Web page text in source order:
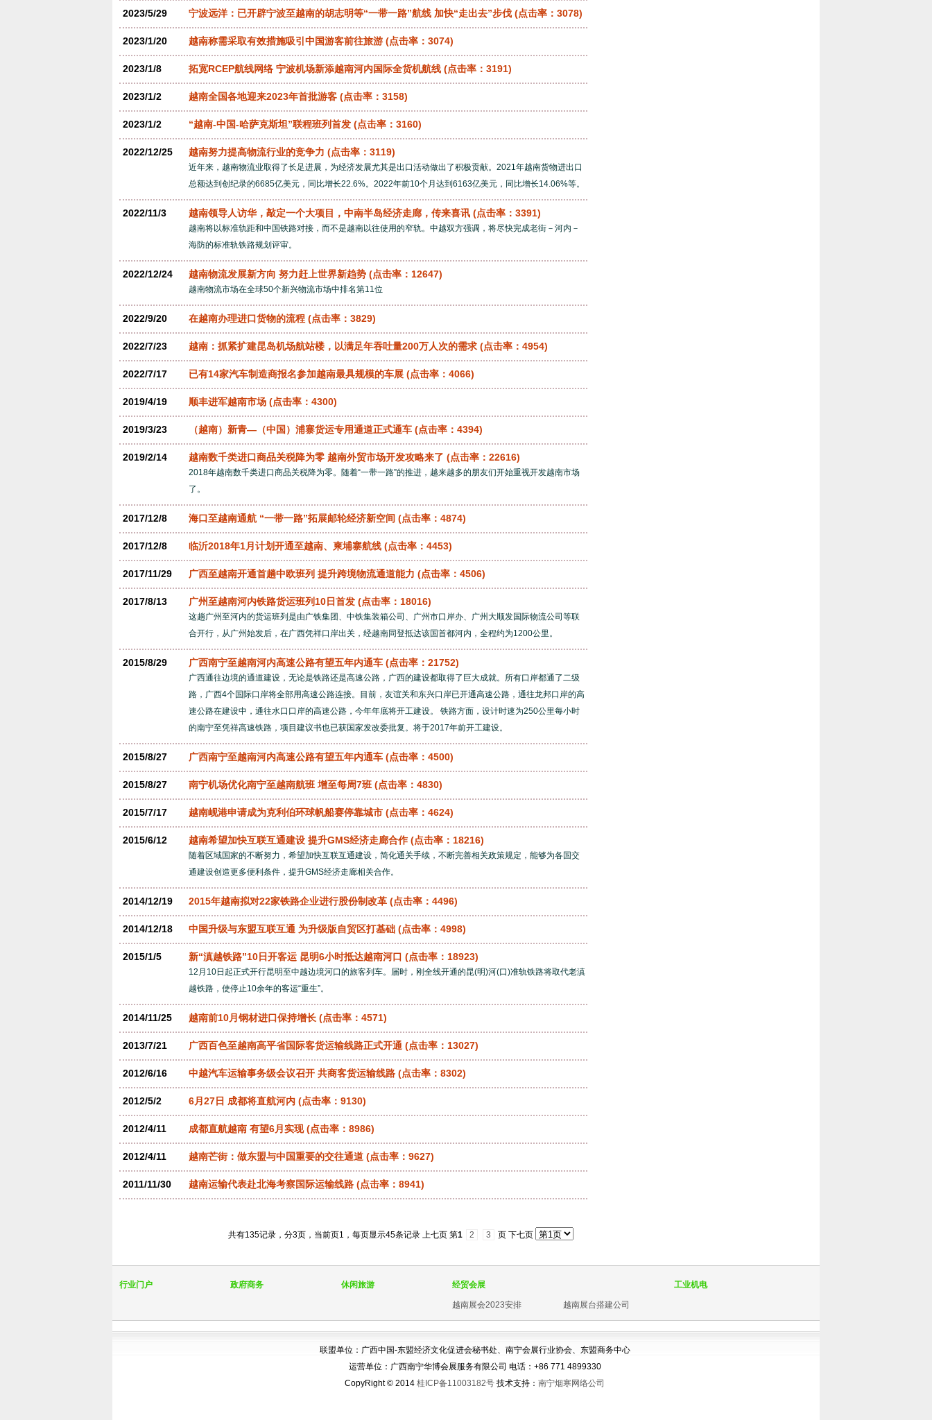
2023/5/29 宁波远洋：已开辟宁波至越南的胡志明等“一带一路”航线 加快“走出去”步伐 (点击率：3078)
2023/1/20 越南称需采取有效措施吸引中国游客前往旅游 (点击率：3074)
2023/1/8 拓宽RCEP航线网络 宁波机场新添越南河内国际全货机航线 (点击率：3191)
2023/1/2 越南全国各地迎来2023年首批游客 (点击率：3158)
2023/1/2 “越南-中国-哈萨克斯坦”联程班列首发 (点击率：3160)
2022/12/25 越南努力提高物流行业的竞争力 (点击率：3119)
近年来，越南物流业取得了长足进展，为经济发展尤其是出口活动做出了积极贡献。2021年越南货物进出口
总额达到创纪录的6685亿美元，同比增长22.6%。2022年前10个月达到6163亿美元，同比增长14.06%等。
2022/11/3 越南领导人访华，敲定一个大项目，中南半岛经济走廊，传来喜讯 (点击率：3391)
越南将以标准轨距和中国铁路对接，而不是越南以往使用的窄轨。中越双方强调，将尽快完成老街－河内－
海防的标准轨铁路规划评审。
2022/12/24 越南物流发展新方向 努力赶上世界新趋势 (点击率：12647)
越南物流市场在全球50个新兴物流市场中排名第11位
2022/9/20 在越南办理进口货物的流程 (点击率：3829)
2022/7/23 越南：抓紧扩建昆岛机场航站楼，以满足年吞吐量200万人次的需求 (点击率：4954)
2022/7/17 已有14家汽车制造商报名参加越南最具规模的车展 (点击率：4066)
2019/4/19 顺丰进军越南市场 (点击率：4300)
2019/3/23 （越南）新青—（中国）浦寨货运专用通道正式通车 (点击率：4394)
2019/2/14 越南数千类进口商品关税降为零 越南外贸市场开发攻略来了 (点击率：22616)
2018年越南数千类进口商品关税降为零。随着“一带一路”的推进，越来越多的朋友们开始重视开发越南市场
了。
2017/12/8 海口至越南通航 “一带一路”拓展邮轮经济新空间 (点击率：4874)
2017/12/8 临沂2018年1月计划开通至越南、柬埔寨航线 (点击率：4453)
2017/11/29 广西至越南开通首趟中欧班列 提升跨境物流通道能力 (点击率：4506)
2017/8/13 广州至越南河内铁路货运班列10日首发 (点击率：18016)
这趟广州至河内的货运班列是由广铁集团、中铁集装箱公司、广州市口岸办、广州大顺发国际物流公司等联
合开行，从广州始发后，在广西凭祥口岸出关，经越南同登抵达该国首都河内，全程约为1200公里。
2015/8/29 广西南宁至越南河内高速公路有望五年内通车 (点击率：21752)
广西通往边境的通道建设，无论是铁路还是高速公路，广西的建设都取得了巨大成就。所有口岸都通了二级
路，广西4个国际口岸将全部用高速公路连接。目前，友谊关和东兴口岸已开通高速公路，通往龙邦口岸的高
速公路在建设中，通往水口口岸的高速公路，今年年底将开工建设。 铁路方面，设计时速为250公里每小时
的南宁至凭祥高速铁路，项目建议书也已获国家发改委批复。将于2017年前开工建设。
2015/8/27 广西南宁至越南河内高速公路有望五年内通车 (点击率：4500)
2015/8/27 南宁机场优化南宁至越南航班 增至每周7班 (点击率：4830)
2015/7/17 越南岘港申请成为克利伯环球帆船赛停靠城市 (点击率：4624)
2015/6/12 越南希望加快互联互通建设 提升GMS经济走廊合作(点击率：18216)
随着区域国家的不断努力，希望加快互联互通建设，简化通关手续，不断完善相关政策规定，能够为各国交
通建设创造更多便利条件，提升GMS经济走廊相关合作。
2014/12/19 2015年越南拟对22家铁路企业进行股份制改革 (点击率：4496)
2014/12/18 中国升级与东盟互联互通 为升级版自贸区打基础 (点击率：4998)
2015/1/5 新“滇越铁路”10日开客运 昆明6小时抵达越南河口 (点击率：18923)
12月10日起正式开行昆明至中越边境河口的旅客列车。届时，刚全线开通的昆(明)河(口)准轨铁路将取代老滇
越铁路，使停止10余年的客运“重生”。
2014/11/25 越南前10月钢材进口保持增长 (点击率：4571)
2013/7/21 广西百色至越南高平省国际客货运输线路正式开通 (点击率：13027)
2012/6/16 中越汽车运输事务级会议召开 共商客货运输线路 (点击率：8302)
2012/5/2 6月27日 成都将直航河内 (点击率：9130)
2012/4/11 成都直航越南 有望6月实现(点击率：8986)
2012/4/11 越南芒街：做东盟与中国重要的交往通道 (点击率：9627)
2011/11/30 越南运输代表赴北海考察国际运输线路 (点击率：8941)
共有135记录，分3页，当前页1，每页显示45条记录 上七页 第1 2 3 页 下七页
行业门户 政府商务 休闲旅游 经贸会展
越南展会2023安排 越南展台搭建公司
工业机电
联盟单位：广西中国-东盟经济文化促进会秘书处、南宁会展行业协会、东盟商务中心
运营单位：广西南宁华博会展服务有限公司 电话：+86 771 4899330
CopyRight © 2014 桂ICP备11003182号 技术支持： 南宁烟寒网络公司